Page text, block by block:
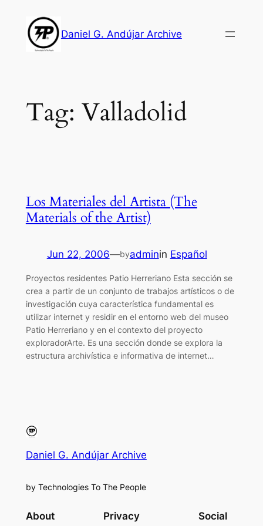
content
Daniel G. Andújar Archive
Tag: Valladolid
Los Materiales del Artista (The
Materials of the Artist)
Jun 22, 2006—byadminin Español
Proyectos residentes Patio Herreriano Esta sección se
crea a partir de un conjunto de trabajos artísticos o de
investigación cuya característica fundamental es
utilizar internet y residir en el entorno web del museo
Patio Herreriano y en el contexto del proyecto
exploradorArte. Es una sección donde se explora la
estructura archivística e informativa de internet…
Daniel G. Andújar Archive
by Technologies To The People
About Privacy Social